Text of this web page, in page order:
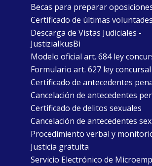
Becas para preparar
Certificado de últimas voluntades
Descarga de Vistas Judiciales -
JustiziaIkusBi
Modelo oficial art. 684 ley
Formulario art. 627 ley concursal
Certificado de antecedentes
Cancelación de antecedentes
Certificado de delitos sexuales
Cancelación de antecedentes
Procedimiento verbal y
Justicia gratuita
Servicio Electrónico de